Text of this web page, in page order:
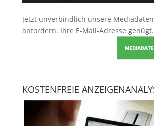
Jetzt unverbindlich unsere
anfordern. Ihre E-Mail-Adresse genügt.
KOSTENFREIE